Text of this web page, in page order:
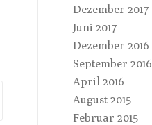
Dezember 2017
Juni 2017
Dezember 2016
September 2016
April 2016
August 2015
Februar 2015